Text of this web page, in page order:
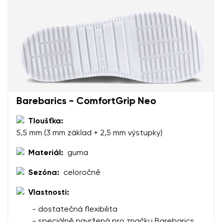
Změnit region
Vyberte zemi dodání
Barebarics - ComfortGrip Neo
Tloušťka:
5,5 mm (3 mm základ + 2,5 mm výstupky)
Materiál: guma
Sezóna: celoročně
Vlastnosti:
- dostatečná flexibilita
Vaše jméno a příjmení
Váš e-mail